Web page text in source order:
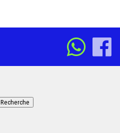
Recherche